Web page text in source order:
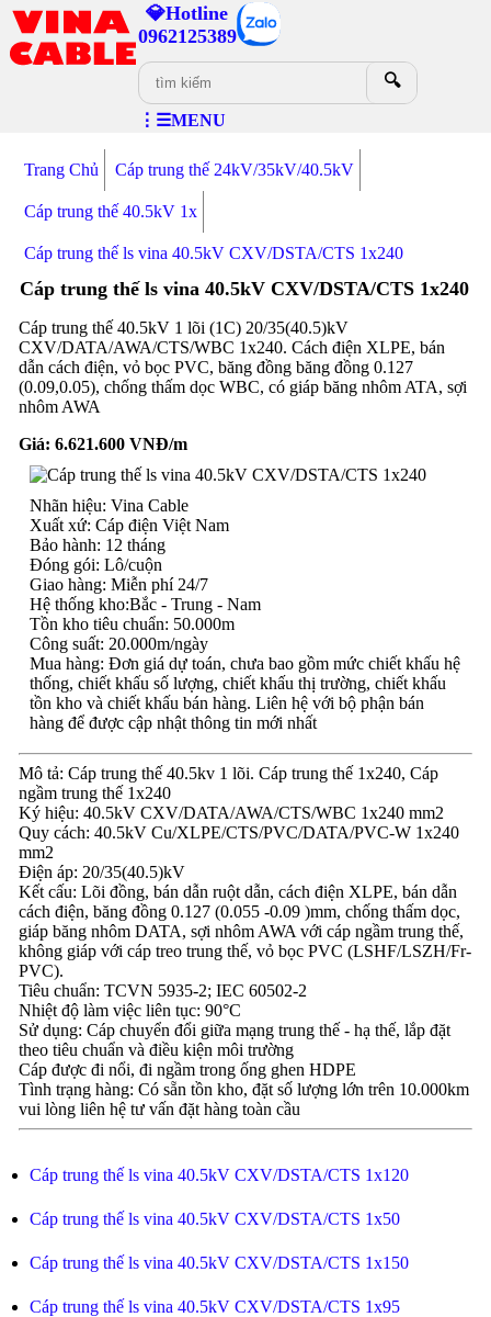
💎Hotline
0962125389
🔍
⋮☰MENU
Trang Chủ Cáp trung thế 24kV/35kV/40.5kV
Cáp trung thế 40.5kV 1x
Cáp trung thế ls vina 40.5kV CXV/DSTA/CTS 1x240
Cáp trung thế ls vina 40.5kV CXV/DSTA/CTS 1x240
Cáp trung thế 40.5kV 1 lõi (1C) 20/35(40.5)kV
CXV/DATA/AWA/CTS/WBC 1x240. Cách điện XLPE, bán
dẫn cách điện, vỏ bọc PVC, băng đồng băng đồng 0.127
(0.09,0.05), chống thấm dọc WBC, có giáp băng nhôm ATA, sợi
nhôm AWA
Giá: 6.621.600VNĐ/m
Nhãn hiệu: Vina Cable
Xuất xứ: Cáp điện Việt Nam
Bảo hành: 12 tháng
Đóng gói: Lô/cuộn
Giao hàng: Miễn phí 24/7
Hệ thống kho:Bắc - Trung - Nam
Tồn kho tiêu chuẩn: 50.000m
Công suất: 20.000m/ngày
Mua hàng: Đơn giá dự toán, chưa bao gồm mức chiết khấu hệ
thống, chiết khấu số lượng, chiết khấu thị trường, chiết khấu
tồn kho và chiết khấu bán hàng. Liên hệ với bộ phận bán
hàng để được cập nhật thông tin mới nhất
Mô tả: Cáp trung thế 40.5kv 1 lõi. Cáp trung thế 1x240, Cáp
ngầm trung thế 1x240
Ký hiệu: 40.5kV CXV/DATA/AWA/CTS/WBC 1x240 mm2
Quy cách: 40.5kV Cu/XLPE/CTS/PVC/DATA/PVC-W 1x240
mm2
Điện áp: 20/35(40.5)kV
Kết cấu: Lõi đồng, bán dẫn ruột dẫn, cách điện XLPE, bán dẫn
cách điện, băng đồng 0.127 (0.055 -0.09 )mm, chống thấm dọc,
giáp băng nhôm DATA, sợi nhôm AWA với cáp ngầm trung thế,
không giáp với cáp treo trung thế, vỏ bọc PVC (LSHF/LSZH/Fr-
PVC).
Tiêu chuẩn: TCVN 5935-2; IEC 60502-2
Nhiệt độ làm việc liên tục: 90°C
Sử dụng: Cáp chuyển đổi giữa mạng trung thế - hạ thế, lắp đặt
theo tiêu chuẩn và điều kiện môi trường
Cáp được đi nổi, đi ngầm trong ống ghen HDPE
Tình trạng hàng: Có sẵn tồn kho, đặt số lượng lớn trên 10.000km
vui lòng liên hệ tư vấn đặt hàng toàn cầu
Cáp trung thế ls vina 40.5kV CXV/DSTA/CTS 1x120
Cáp trung thế ls vina 40.5kV CXV/DSTA/CTS 1x50
Cáp trung thế ls vina 40.5kV CXV/DSTA/CTS 1x150
Cáp trung thế ls vina 40.5kV CXV/DSTA/CTS 1x95